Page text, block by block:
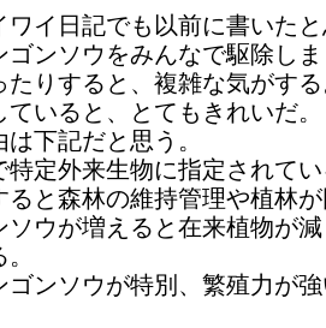
ワイ日記でも以前に書いた
ゴンソウをみんなで駆除し
たりすると、複雑な気がす
いると、とてもきれいだ。
下記だと思う。
特定外来生物に指定されて
ると森林の維持管理や植林
ソウが増えると在来植物が
ゴンソウが特別、繁殖力が